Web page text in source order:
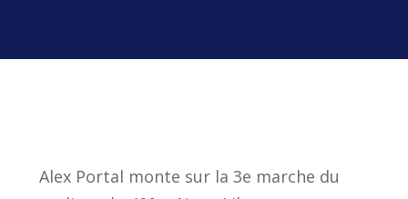
Alex Portal monte sur la 3e marche du